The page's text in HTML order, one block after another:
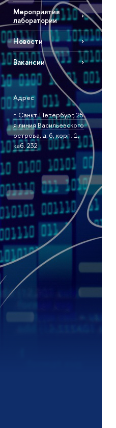
Мероприятия
лаборатории
Новости
Вакансии
Адрес
г. Санкт-Петербург, 25-
я линия Васильевского
острова, д. 6, корп. 1,
каб. 232